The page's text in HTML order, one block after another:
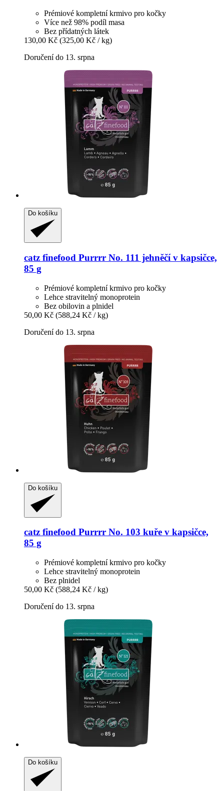
Prémiové kompletní krmivo pro kočky
Více než 98% podíl masa
Bez přídatných látek
130,00 Kč (325,00 Kč / kg)
Doručení do 13. srpna
Do košíku
catz finefood Purrrr No. 111 jehněčí v kapsičce,
85 g
Prémiové kompletní krmivo pro kočky
Lehce stravitelný monoprotein
Bez obilovin a plnidel
50,00 Kč (588,24 Kč / kg)
Doručení do 13. srpna
Do košíku
catz finefood Purrrr No. 103 kuře v kapsičce,
85 g
Prémiové kompletní krmivo pro kočky
Lehce stravitelný monoprotein
Bez plnidel
50,00 Kč (588,24 Kč / kg)
Doručení do 13. srpna
Do košíku